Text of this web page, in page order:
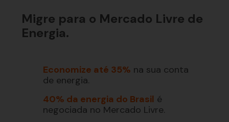
Migre para o Mercado Livre de
Energia.
Economize até 35% na sua conta
de energia.
40% da energia do Brasil é
negociada no Mercado Livre.